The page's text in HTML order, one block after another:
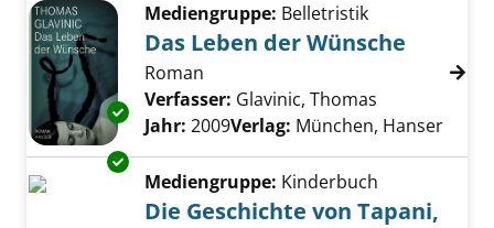
Exemplar-Details von Das Leben der
Mediengruppe: Belletristik
Das Leben der Wünsche
Roman
Verfasser: Glavinic, Thomas
Jahr: 2009Verlag: München, Hanser
Exemplar-Details von Die Geschichte von
Mediengruppe: Kinderbuch
Die Geschichte von Tapani,